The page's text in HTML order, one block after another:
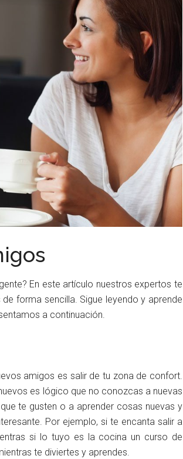
En este artículo nuestros expertos te
forma sencilla. Sigue leyendo y aprende
a continuación.
amigos es salir de tu zona de confort.
es lógico que no conozcas a nuevas
te gusten o a aprender cosas nuevas y
Por ejemplo, si te encanta salir a
si lo tuyo es la cocina un curso de
te diviertes y aprendes.